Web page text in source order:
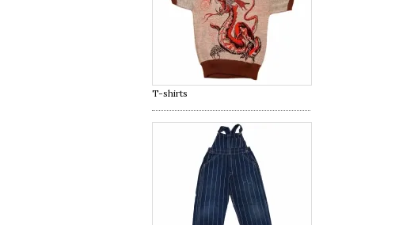
T-shirts